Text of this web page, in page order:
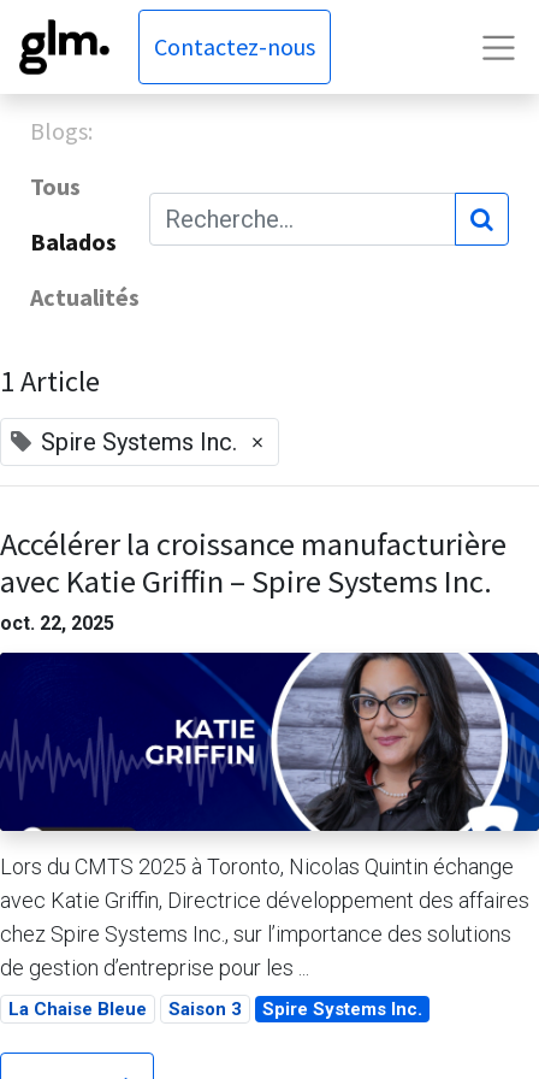
Contactez-nous
Blogs:
Tous
Balados
Actualités
1 Article
Spire Systems Inc. ×
Accélérer la croissance manufacturière
avec Katie Griffin – Spire Systems Inc.
oct. 22, 2025
Lors du CMTS 2025 à Toronto, Nicolas Quintin échange
avec Katie Griffin, Directrice développement des affaires
chez Spire Systems Inc., sur l’importance des solutions
de gestion d’entreprise pour les ...
La Chaise Bleue Saison 3 Spire Systems Inc.